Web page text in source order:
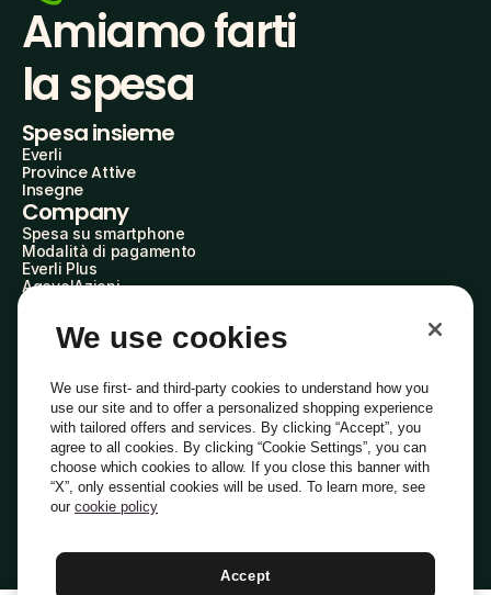
Amiamo farti
la spesa
Spesa insieme
Everli
Province Attive
Insegne
Company
Spesa su smartphone
Modalità di pagamento
Everli Plus
AgevolAzioni
Everli Shoppers
Scopri chi siamo
Domande frequenti
Lavora con noi
Diventa Shopper
Investitori
PrivacyCookiePreferenze Cookie
Termini e Condizioni
Italiano
We use cookies
We use first- and third-party cookies to understand how you
use our site and to offer a personalized shopping experience
with tailored offers and services. By clicking “Accept”, you
agree to all cookies. By clicking “Cookie Settings”, you can
choose which cookies to allow. If you close this banner with
“X”, only essential cookies will be used. To learn more, see
our cookie policy
Accept